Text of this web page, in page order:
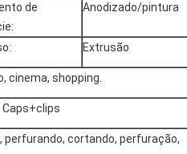
de
Anodizado/pintura
Extrusão
cinema, shopping.
Caps+clips
perfurando, cortando, perfuração,